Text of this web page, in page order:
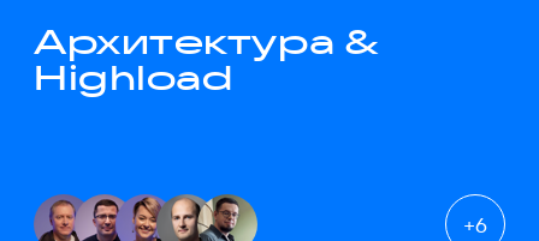
Архитектура &
Highload
+6